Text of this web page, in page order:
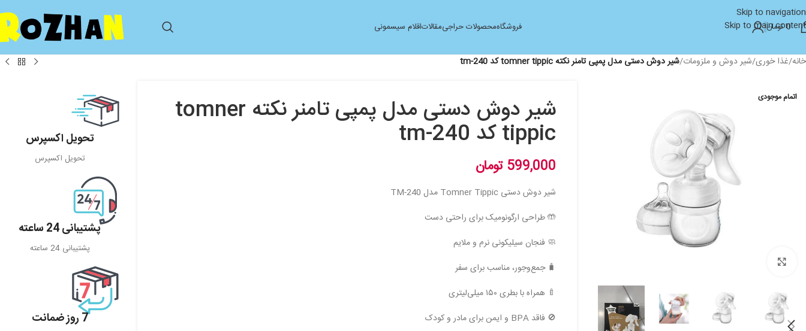
Skip to navigation
Skip to main content
0تومان فروشگاهمحصولات حراجیمقالاتاقلام سیسمونی
خانه/غذا خوری/شیر دوش و ملزومات/شیر دوش دستی مدل پمپی تامنر نکته tomner tippic کد tm-240
اتمام موجودی شیر دوش دستی مدل پمپی تامنر نکته tomner
tippic کد tm-240
599,000تومان
شیر دوش دستی Tomner Tippic مدل TM-240
🤲 طراحی ارگونومیک برای راحتی دست
🧼 فنجان سیلیکونی نرم و ملایم
🧳 جمع‌وجور، مناسب برای سفر
🍼 همراه با بطری ۱۵۰ میلی‌لیتری
🚫 فاقد BPA و ایمن برای مادر و کودک
تحویل اکسپرس
تحویل اکسپرس
پشتیبانی 24 ساعته
پشتیبانی 24 ساعته
7 روز ضمانت